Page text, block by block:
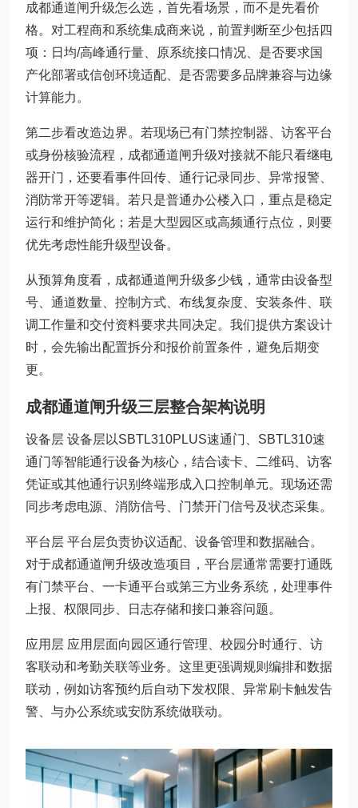
成都通道闸升级怎么选，首先看场景，而不是先看价
格。对工程商和系统集成商来说，前置判断至少包括四
项：日均/高峰通行量、原系统接口情况、是否要求国
产化部署或信创环境适配、是否需要多品牌兼容与边缘
计算能力。
第二步看改造边界。若现场已有门禁控制器、访客平台
或身份核验流程，成都通道闸升级对接就不能只看继电
器开门，还要看事件回传、通行记录同步、异常报警、
消防常开等逻辑。若只是普通办公楼入口，重点是稳定
运行和维护简化；若是大型园区或高频通行点位，则要
优先考虑性能升级型设备。
从预算角度看，成都通道闸升级多少钱，通常由设备型
号、通道数量、控制方式、布线复杂度、安装条件、联
调工作量和交付资料要求共同决定。我们提供方案设计
时，会先输出配置拆分和报价前置条件，避免后期变
更。
成都通道闸升级三层整合架构说明
设备层 设备层以SBTL310PLUS速通门、SBTL310速
通门等智能通行设备为核心，结合读卡、二维码、访客
凭证或其他通行识别终端形成入口控制单元。现场还需
同步考虑电源、消防信号、门禁开门信号及状态采集。
平台层 平台层负责协议适配、设备管理和数据融合。
对于成都通道闸升级改造项目，平台层通常需要打通既
有门禁平台、一卡通平台或第三方业务系统，处理事件
上报、权限同步、日志存储和接口兼容问题。
应用层 应用层面向园区通行管理、校园分时通行、访
客联动和考勤关联等业务。这里更强调规则编排和数据
联动，例如访客预约后自动下发权限、异常刷卡触发告
警、与办公系统或安防系统做联动。